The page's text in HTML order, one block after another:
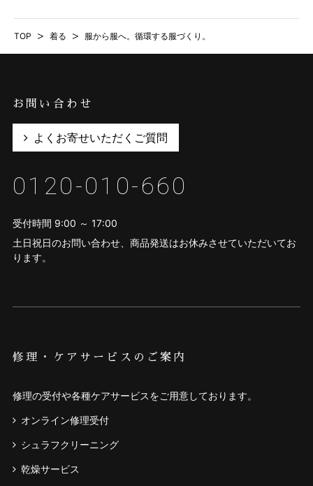
TOP > 着る > 服から服へ。循環する服づくり。
お問い合わせ
よくお寄せいただくご質問
0120-010-660
受付時間 9:00 ～ 17:00
土日祝日のお問い合わせ、商品発送はお休みさせていただいてお
ります。
修理・ケアサービスのご案内
修理の受付や各種ケアサービスをご用意しております。
オンライン修理受付
シュラフクリーニング
乾燥サービス